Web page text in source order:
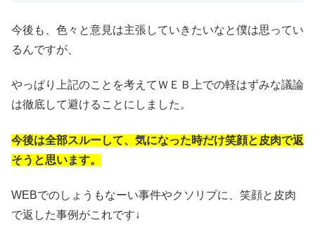
今後も、色々と意見は主張していきたいなと僕は思ってい
るんですが、
やっぱり上記のことを考えてＷＥＢ上での軽はずみな議論
は徹底して避けることにしました。
今後は全部スルーして、気になった時だけ笑顔と皮肉で返
そうと思います。
WEBでのしょうもなーい事件やクソリプに、笑顔と皮肉
で返した事例がこれです↓